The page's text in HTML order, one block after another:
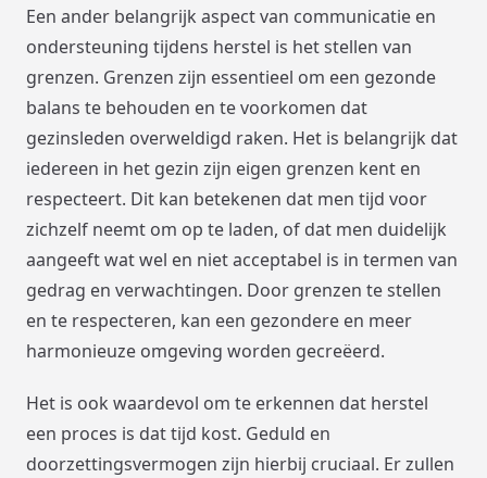
Een ander belangrijk aspect van communicatie en
ondersteuning tijdens herstel is het stellen van
grenzen. Grenzen zijn essentieel om een gezonde
balans te behouden en te voorkomen dat
gezinsleden overweldigd raken. Het is belangrijk dat
iedereen in het gezin zijn eigen grenzen kent en
respecteert. Dit kan betekenen dat men tijd voor
zichzelf neemt om op te laden, of dat men duidelijk
aangeeft wat wel en niet acceptabel is in termen van
gedrag en verwachtingen. Door grenzen te stellen
en te respecteren, kan een gezondere en meer
harmonieuze omgeving worden gecreëerd.
Het is ook waardevol om te erkennen dat herstel
een proces is dat tijd kost. Geduld en
doorzettingsvermogen zijn hierbij cruciaal. Er zullen